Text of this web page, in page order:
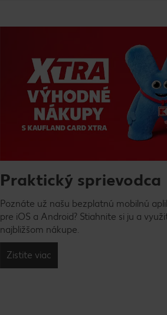
Praktický sprievodca
Poznáte už našu bezplatnú mobilnú
pre iOS a Android? Stiahnite si ju a
najbližšom nákupe.
Zistite viac